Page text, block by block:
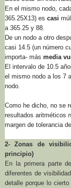
En el mismo nodo,
365.25X13) es casi
a 365.25 y 88.
De un nodo a otro
casi 14.5 (un número
importa- más media
El intervalo de 10.5
el mismo nodo a los 7
nodo.
Como he dicho, no se
resultados aritméticos
margen de tolerancia
2- Zonas de
principio)
En la primera parte
diferentes de
detalle porque lo